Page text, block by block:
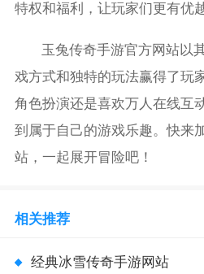
特权和福利，让玩家们更有优
玉兔传奇手游官方网站以
戏方式和独特的玩法赢得了玩
角色扮演还是喜欢万人在线互
到属于自己的游戏乐趣。快来
站，一起展开冒险吧！
相关推荐
经典冰雪传奇手游网站